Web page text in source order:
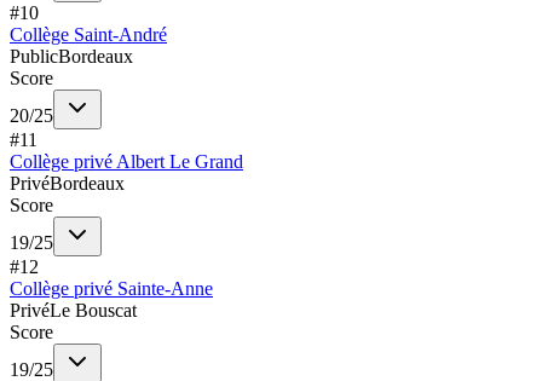
#10
Collège Saint-André
PublicBordeaux
Score
20/25
#11
Collège privé Albert Le Grand
PrivéBordeaux
Score
19/25
#12
Collège privé Sainte-Anne
PrivéLe Bouscat
Score
19/25